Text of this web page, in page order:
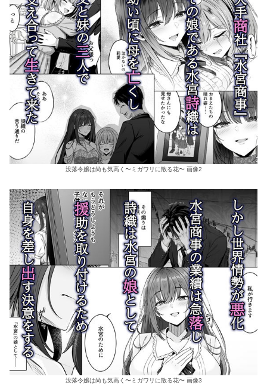
没落令嬢は尚も気高く〜ミガワリに散る花〜 画像2
没落令嬢は尚も気高く〜ミガワリに散る花〜 画像3